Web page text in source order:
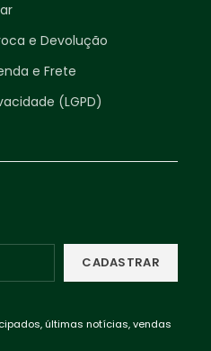
e Devolução
e Frete
(LGPD)
últimas notícias, vendas